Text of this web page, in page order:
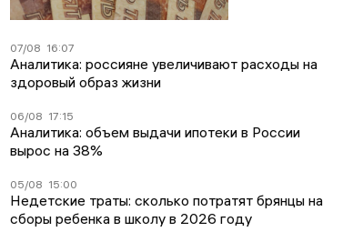
07/08 16:07
Аналитика: россияне увеличивают расходы на
здоровый образ жизни
06/08 17:15
Аналитика: объем выдачи ипотеки в России
вырос на 38%
05/08 15:00
Недетские траты: сколько потратят брянцы на
сборы ребенка в школу в 2026 году